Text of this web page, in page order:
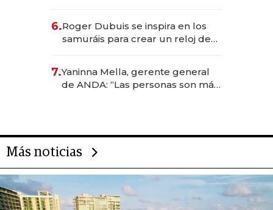
6.Roger Dubuis se inspira en los
samuráis para crear un reloj de
7.Yaninna Mella, gerente general
de ANDA: “Las personas son más
Más noticias